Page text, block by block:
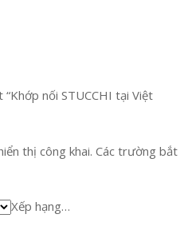
nối STUCCHI tại Việt
thị công khai. Các trường bắt
Xếp hạng…